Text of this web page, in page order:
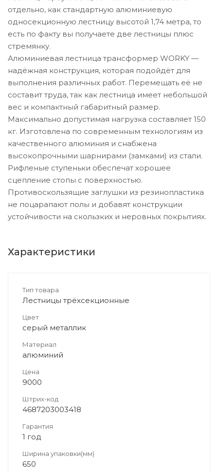
отдельно, как стандартную алюминиевую
односекционную лестницу высотой 1,74 метра, то
есть по факту вы получаете две лестницы плюс
стремянку.
Алюминиевая лестница трансформер WORKY —
надёжная конструкция, которая подойдёт для
выполнения различных работ. Перемещать её не
составит труда, так как лестница имеет небольшой
вес и компактный габаритный размер.
Максимально допустимая нагрузка составляет 150
кг. Изготовлена по современным технологиям из
качественного алюминия и снабжена
высокопрочными шарнирами (замками) из стали.
Рифленые ступеньки обеспечат хорошее
сцепление стопы с поверхностью.
Противоскользящие заглушки из резинопластика
не поцарапают полы и добавят конструкции
устойчивости на скользких и неровных покрытиях.
Характеристики
Тип товара
Лестницы трёхсекционные
Цвет
серый металлик
Материал
алюминий
Цена
9000
Штрих-код
4687203003418
Гарантия
1 год
Ширина упаковки(мм)
650